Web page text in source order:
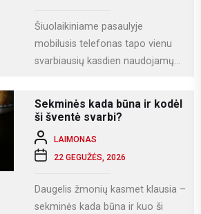
Šiuolaikiniame pasaulyje
mobilusis telefonas tapo vienu
svarbiausių kasdien naudojamų
naudojamės socialiniais...
Sekminės kada būna ir kodėl
ši šventė svarbi?
LAIMONAS
22 GEGUŽĖS, 2026
Daugelis žmonių kasmet klausia –
sekminės kada būna ir kuo ši